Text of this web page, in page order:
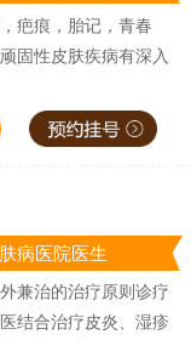
疤痕，胎记，青春
固性皮肤疾病有深入
病医院医生
兼治的治疗原则诊疗
结合治疗皮炎、湿疹